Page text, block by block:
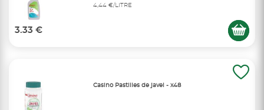
4,44 €/LITRE
3.33 €
Casino Pastilles de javel - x48